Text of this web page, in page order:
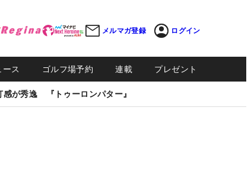
メルマガ登録 ログイン
ース ゴルフ場予約 連載 プレゼント
感が秀逸 『トゥーロンパター』